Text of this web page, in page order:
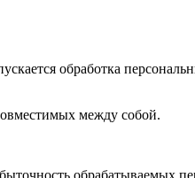
обработка
между собой.